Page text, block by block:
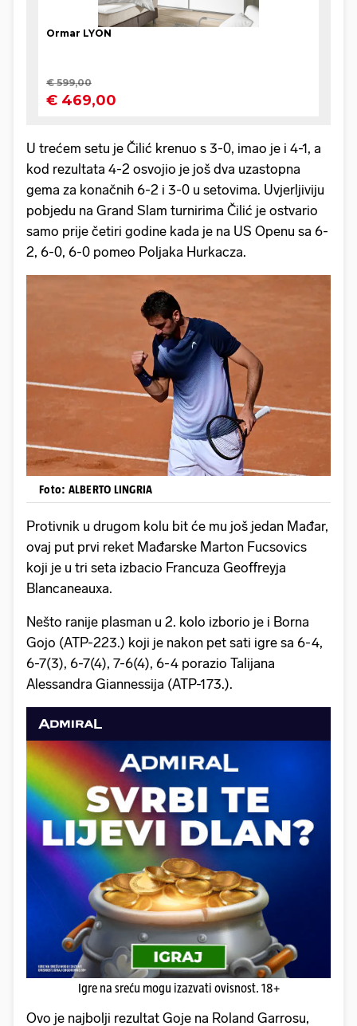
U trećem setu je Čilić krenuo s 3-0, imao je i 4-1, a
kod rezultata 4-2 osvojio je još dva uzastopna
gema za konačnih 6-2 i 3-0 u setovima. Uvjerljiviju
pobjedu na Grand Slam turnirima Čilić je ostvario
samo prije četiri godine kada je na US Openu sa 6-
2, 6-0, 6-0 pomeo Poljaka Hurkacza.
Foto: ALBERTO LINGRIA
Protivnik u drugom kolu bit će mu još jedan Mađar,
ovaj put prvi reket Mađarske Marton Fucsovics
koji je u tri seta izbacio Francuza Geoffreyja
Blancaneauxa.
Nešto ranije plasman u 2. kolo izborio je i Borna
Gojo (ATP-223.) koji je nakon pet sati igre sa 6-4,
6-7(3), 6-7(4), 7-6(4), 6-4 porazio Talijana
Alessandra Giannessija (ATP-173.).
Igre na sreću mogu izazvati ovisnost. 18+
Ovo je najbolji rezultat Goje na Roland Garrosu,